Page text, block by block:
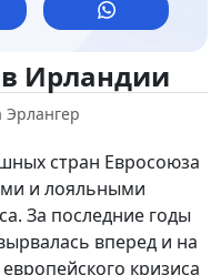
Ирландии
Эрлангер
стран Евросоюза
и лояльными
За последние годы
вперед и на
кризиса